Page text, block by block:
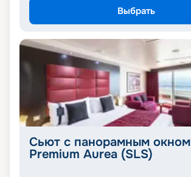
Выбрать
Сьют с панорамным окном
Premium Aurea (SLS)